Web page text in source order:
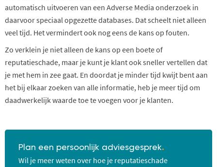
automatisch uitvoeren van een Adverse Media onderzoek in
daarvoor speciaal opgezette databases. Dat scheelt niet alleen
veel tijd. Het vermindert ook nog eens de kans op fouten.
Zo verklein je niet alleen de kans op een boete of
reputatieschade, maar je kunt je klant ook sneller vertellen dat
je met hem in zee gaat. En doordat je minder tijd kwijt bent aan
het bij elkaar zoeken van alle informatie, heb je meer tijd om
daadwerkelijk waarde toe te voegen voor je klanten.
Plan een persoonlijk adviesgesprek.
Wil je meer weten over hoe je reputatieschade